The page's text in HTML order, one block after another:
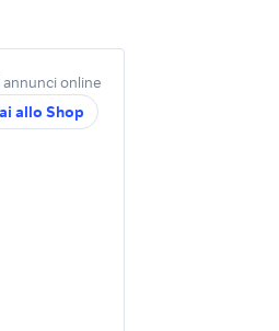
annunci online
allo Shop